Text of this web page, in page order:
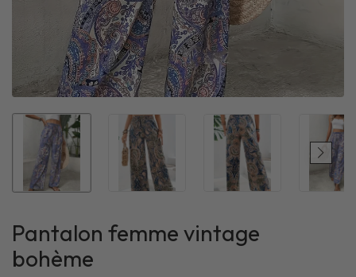
Pantalon femme vintage
bohème